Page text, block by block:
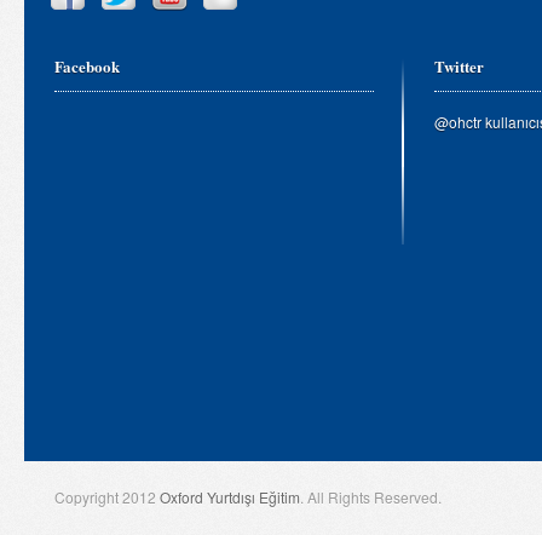
Facebook Twitter
@ohctr
Copyright 2012 Oxford Yurtdışı Eğitim. All Rights Reserved.